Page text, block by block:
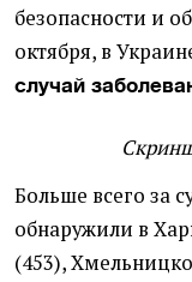
безопасности и
октября, в
случай
Больше всего за
обнаружили в
(453),